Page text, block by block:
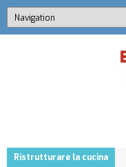
Ristrutturare la cucina